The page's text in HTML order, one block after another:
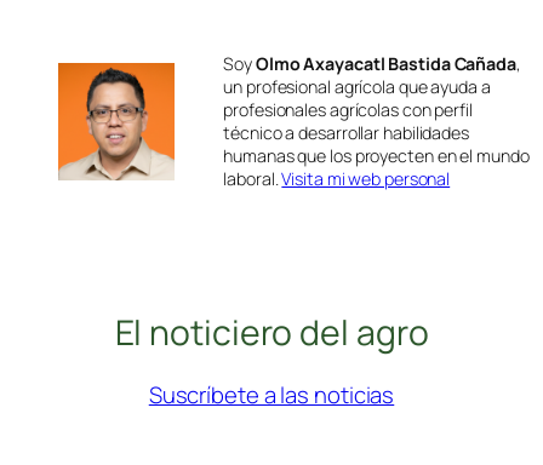
SoyOlmo Axayacatl Bastida Cañada,
un profesional agrícola que ayuda a
profesionales agrícolas con perfil
técnico a desarrollar habilidades
humanas que los proyecten en el mundo
laboral.Visita mi web personal
El noticiero del agro
Suscríbete a las noticias